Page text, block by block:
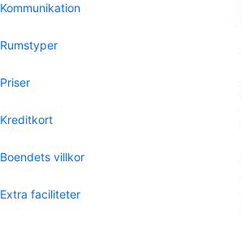
Kommunikation
Rumstyper
Priser
Kreditkort
Boendets villkor
Extra faciliteter